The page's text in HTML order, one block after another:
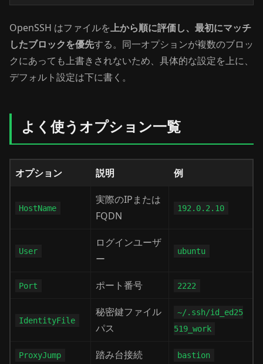
OpenSSH はファイルを上から順に評価し、最初にマッチ
したブロックを優先する。同一オプションが複数のブロッ
クにあっても上書きされないため、具体的な設定を上に、
デフォルト設定は下に書く。
よく使うオプション一覧
オプション 説明 例
HostName
実際のIPまたは
FQDN
192.0.2.10
User
ログインユーザ
ー
ubuntu
Port ポート番号 2222
IdentityFile
秘密鍵ファイル
パス
~/.ssh/id_ed25
519_work
ProxyJump 踏み台接続 bastion